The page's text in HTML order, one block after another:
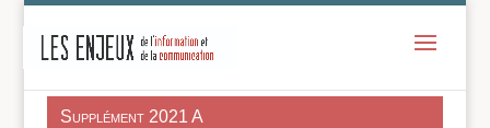
Supplément 2021 A